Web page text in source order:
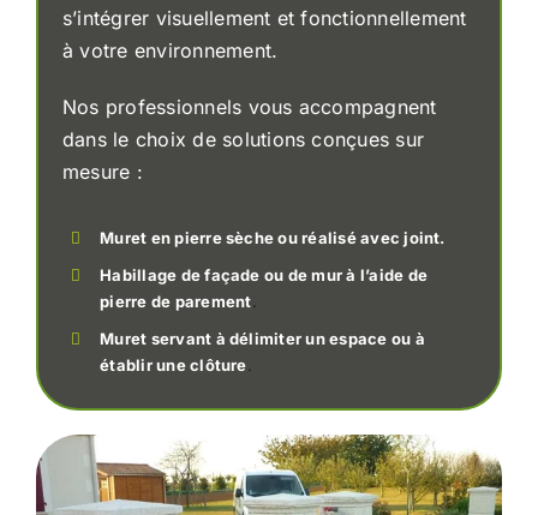
s’intégrer visuellement et fonctionnellement
à votre environnement.
Nos professionnels vous accompagnent
dans le choix de solutions conçues sur
mesure :
Muret en pierre sèche ou réalisé avec joint.
Habillage de façade ou de mur à l’aide de
pierre de parement.
Muret servant à délimiter un espace ou à
établir une clôture.